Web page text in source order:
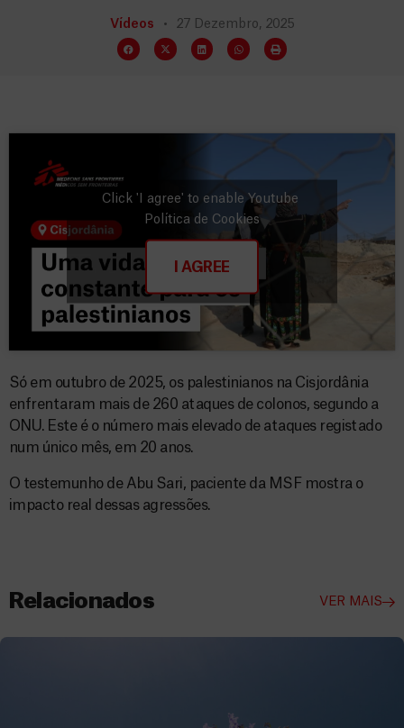
Vídeos 27 Dezembro, 2025
Click 'I agree' to enable Youtube
Política de Cookies
I AGREE
Só em outubro de 2025, os palestinianos na Cisjordânia
enfrentaram mais de 260 ataques de colonos, segundo a
ONU. Este é o número mais elevado de ataques registado
num único mês, em 20 anos.
O testemunho de Abu Sari, paciente da MSF mostra o
impacto real dessas agressões.
Relacionados VER MAIS